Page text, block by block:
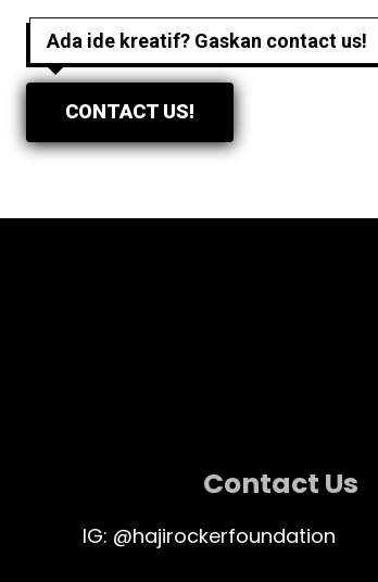
Ada ide kreatif? Gaskan contact us!
CONTACT US!
Contact Us
IG: @hajirockerfoundation